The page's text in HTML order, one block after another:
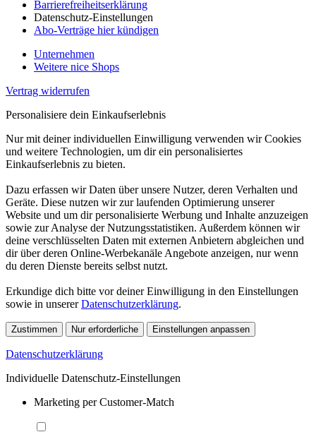
Barrierefreiheitserklärung
Datenschutz-Einstellungen
Abo-Verträge hier kündigen
Unternehmen
Weitere nice Shops
Vertrag widerrufen
Personalisiere dein Einkaufserlebnis
Nur mit deiner individuellen Einwilligung verwenden wir Cookies
und weitere Technologien, um dir ein personalisiertes
Einkaufserlebnis zu bieten.
Dazu erfassen wir Daten über unsere Nutzer, deren Verhalten und
Geräte. Diese nutzen wir zur laufenden Optimierung unserer
Website und um dir personalisierte Werbung und Inhalte anzuzeigen
sowie zur Analyse der Nutzungsstatistiken. Außerdem können wir
deine verschlüsselten Daten mit externen Anbietern abgleichen und
dir über deren Online-Werbekanäle Angebote anzeigen, nur wenn
du deren Dienste bereits selbst nutzt.
Erkundige dich bitte vor deiner Einwilligung in den Einstellungen
sowie in unsererDatenschutzerklärung.
Zustimmen Nur erforderliche Einstellungen anpassen
Datenschutzerklärung
Individuelle Datenschutz-Einstellungen
Marketing per Customer-Match